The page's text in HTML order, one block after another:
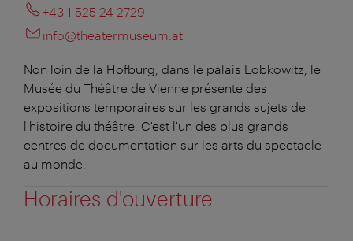
+43 1 525 24 2729
info@theatermuseum.at
Non loin de la Hofburg, dans le palais Lobkowitz, le
Musée du Théâtre de Vienne présente des
expositions temporaires sur les grands sujets de
l'histoire du théâtre. C'est l'un des plus grands
centres de documentation sur les arts du spectacle
au monde.
Horaires d'ouverture